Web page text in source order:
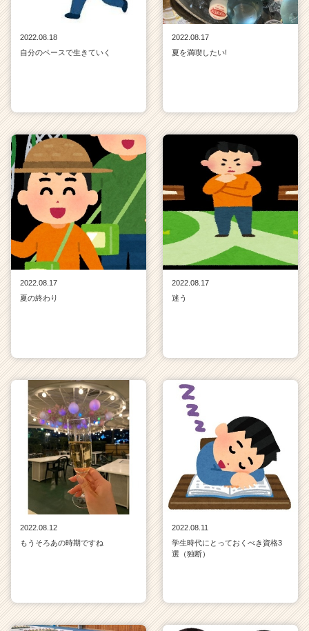
2022.08.18
自分のペースで生きていく
2022.08.17
夏を満喫したい!
2022.08.17
夏の終わり
2022.08.17
迷う
2022.08.12
もうそろあの時期ですね
2022.08.11
学生時代にとっておくべき資格3
選（独断）